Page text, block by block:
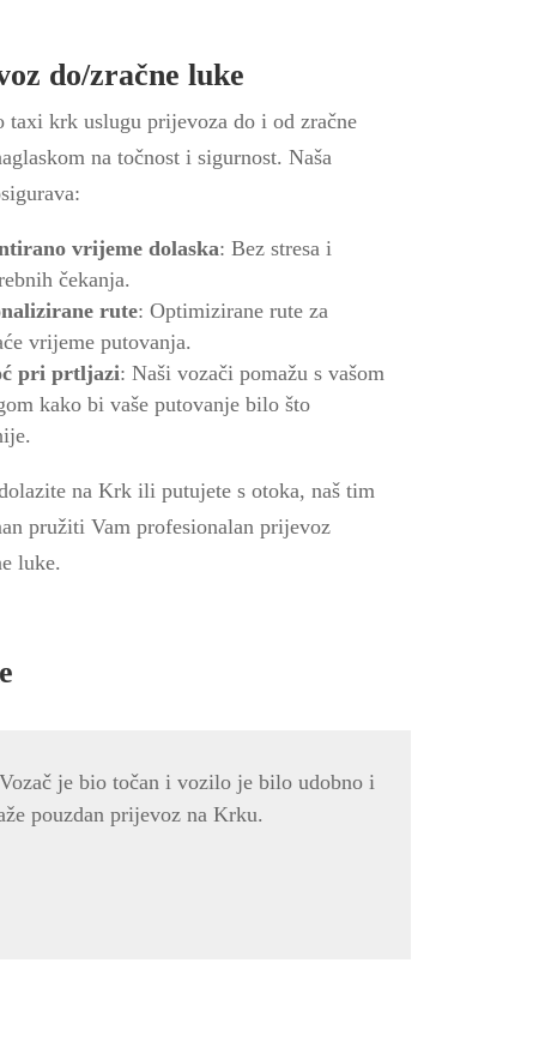
do/zračne luke
taxi krk uslugu prijevoza do i od zračne
na točnost i sigurnost. Naša
vrijeme dolaska: Bez stresa i
čekanja.
rute: Optimizirane rute za
vrijeme putovanja.
pri prtljazi: Naši vozači pomažu s vašom
kako bi vaše putovanje bilo što
na Krk ili putujete s otoka, naš tim
pružiti Vam profesionalan prijevoz
luke.
je bio točan i vozilo je bilo udobno i
pouzdan prijevoz na Krku.